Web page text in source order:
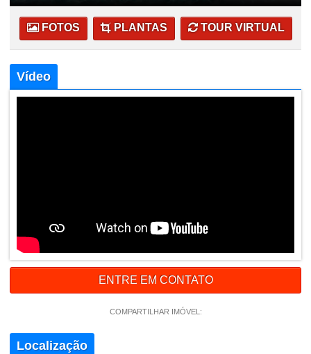
FOTOS PLANTAS TOUR VIRTUAL
Vídeo
ENTRE EM CONTATO
COMPARTILHAR IMÓVEL:
Localização